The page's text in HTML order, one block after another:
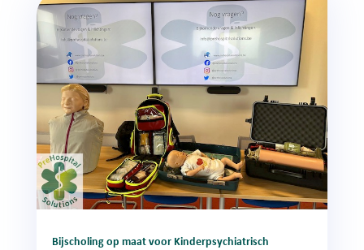
Bijscholing op maat voor Kinderpsychiatrisch